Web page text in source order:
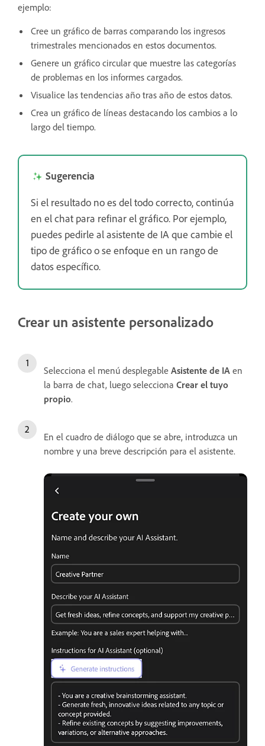
ejemplo:
Cree un gráfico de barras comparando los ingresos
trimestrales mencionados en estos documentos.
Genere un gráfico circular que muestre las categorías
de problemas en los informes cargados.
Visualice las tendencias año tras año de estos datos.
Crea un gráfico de líneas destacando los cambios a lo
largo del tiempo.
Sugerencia
Si el resultado no es del todo correcto, continúa
en el chat para refinar el gráfico. Por ejemplo,
puedes pedirle al asistente de IA que cambie el
tipo de gráfico o se enfoque en un rango de
datos específico.
Crear un asistente personalizado
Selecciona el menú desplegable Asistente de IA en
la barra de chat, luego selecciona Crear el tuyo
propio.
En el cuadro de diálogo que se abre, introduzca un
nombre y una breve descripción para el asistente.